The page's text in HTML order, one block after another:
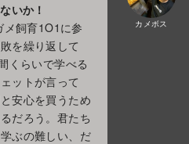
カメボス
いか！
飼育1O1に参
を繰り返して
くらいで学べる
ットが言って
安心を買うため
だろう。君たち
ぶの難しい、だ